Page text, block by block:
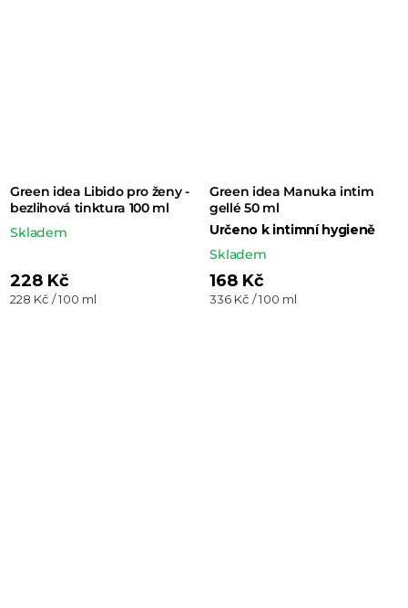
Green idea Libido pro ženy -
bezlihová tinktura 100 ml
Skladem
228 Kč
Měrná
228 Kč / 100 ml
Green idea Manuka intim
gellé 50 ml
Určeno k intimní hygieně
Skladem
168 Kč
Měrná
336 Kč / 100 ml